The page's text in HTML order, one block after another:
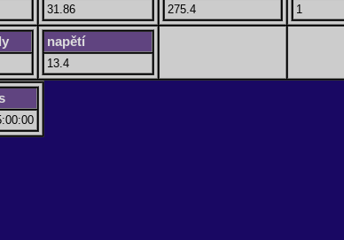
31.86 275.4 1
napětí
13.4